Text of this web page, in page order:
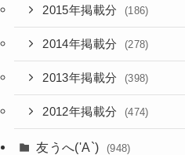
2015年掲載分 (186)
2014年掲載分 (278)
2013年掲載分 (398)
2012年掲載分 (474)
友うへ('A`) (948)